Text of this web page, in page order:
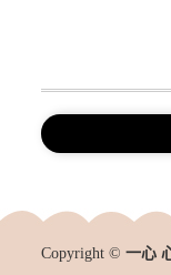
Copyright ©一心